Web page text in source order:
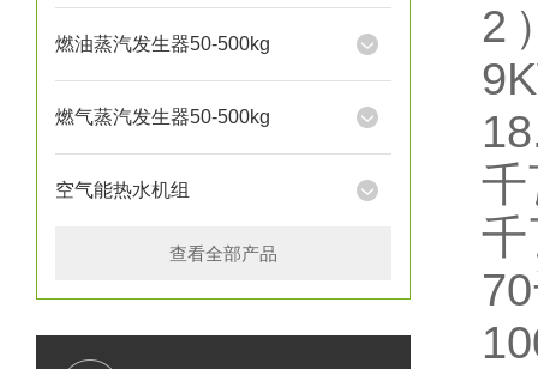
燃油蒸汽发生器50-500kg
燃气蒸汽发生器50-500kg
空气能热水机组
查看全部产品
2